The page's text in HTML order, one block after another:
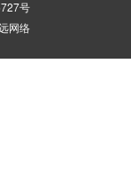
号
网络